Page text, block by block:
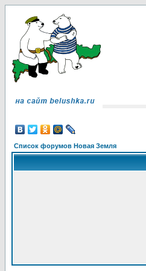
Список форумов Новая Земля